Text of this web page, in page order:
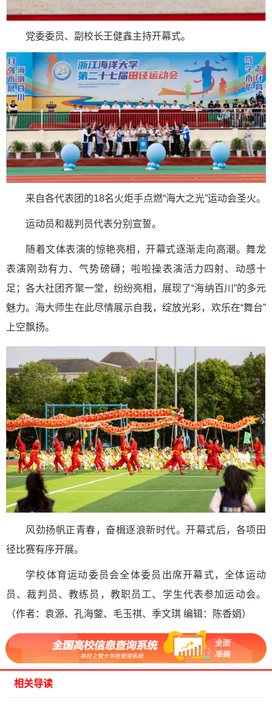
党委委员、副校长王健鑫主持开幕式。
来自各代表团的18名火炬手点燃“海大之光”运动会圣火。
运动员和裁判员代表分别宣誓。
随着文体表演的惊艳亮相，开幕式逐渐走向高潮。舞龙
表演刚劲有力、气势磅礴；啦啦操表演活力四射、动感十
足；各大社团齐聚一堂，纷纷亮相，展现了“海纳百川”的多元
魅力。海大师生在此尽情展示自我，绽放光彩，欢乐在“舞台”
上空飘扬。
风劲扬帆正青春，奋楫逐浪新时代。开幕式后，各项田
径比赛有序开展。
学校体育运动委员会全体委员出席开幕式，全体运动
员、裁判员、教练员，教职员工、学生代表参加运动会。
（作者：袁源、孔海蓥、毛玉祺、季文琪 编辑：陈香娟）
相关导读